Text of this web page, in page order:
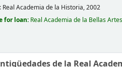
Real Academia de la Historia,2002
for loan: Real Academia de la Bellas
de la Real